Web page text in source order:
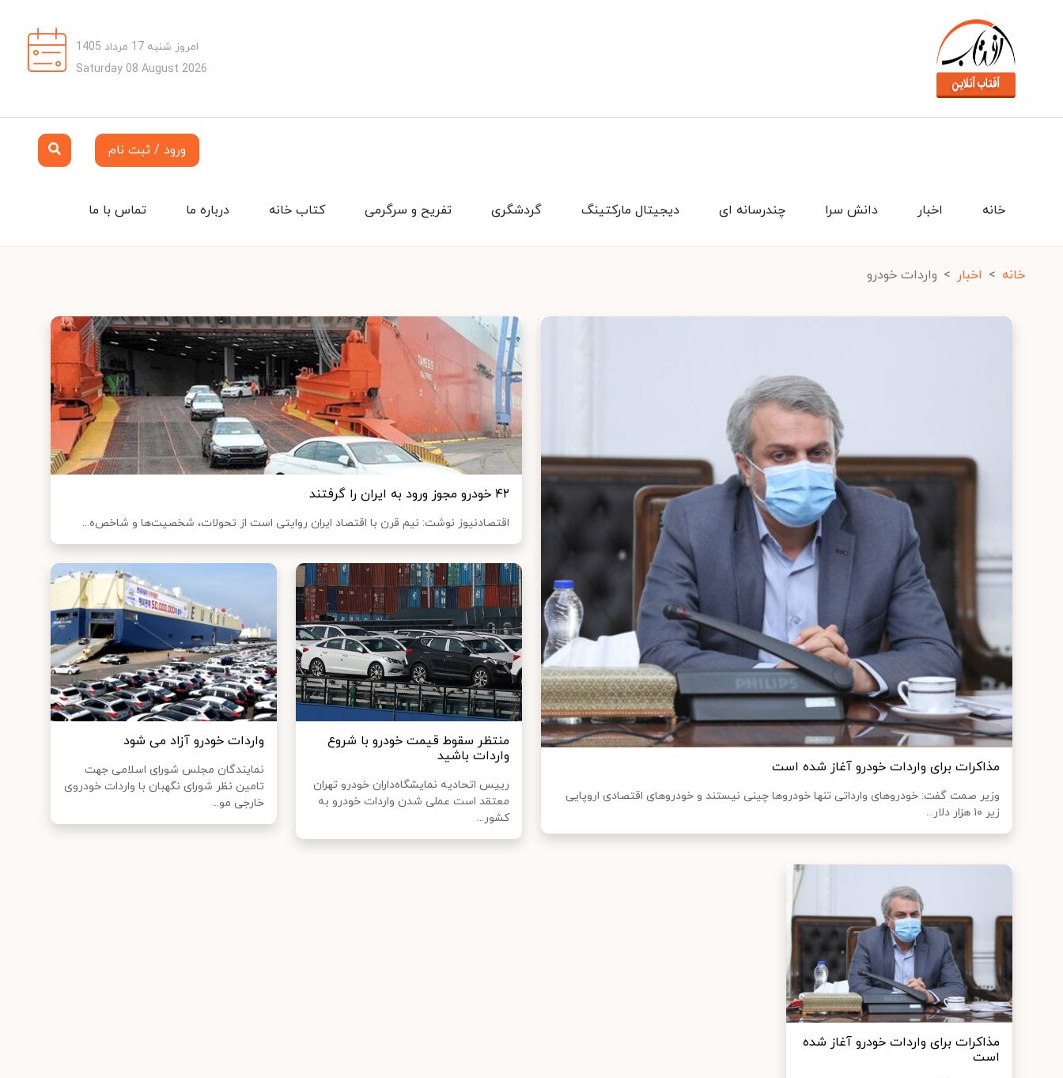
امروز شنبه 17 مرداد 1405
Saturday 08 August 2026
ورود / ثبت نام
تماس با ما درباره ما کتاب خانه تفریح و سرگرمی گردشگری دیجیتال مارکتینگ چندرسانه ای دانش سرا اخبار خانه
خانه اخبار واردات خودرو
مذاکرات برای واردات خودرو آغاز شده است
وزیر صمت گفت: خودروهای وارداتی تنها خودروها چینی نیستند و خودروهای اقتصادی اروپایی
زیر ۱۰ هزار دلار...
۴۲ خودرو مجوز ورود به ایران را گرفتند
اقتصادنیوز نوشت: نیم قرن با اقتصاد ایران روایتی است از تحولات، شخصیت‌ها و شاخص‌ه...
منتظر سقوط قیمت خودرو با شروع
واردات باشید
رییس اتحادیه نمایشگاه‌داران خودرو تهران
معتقد است عملی شدن واردات خودرو به
کشور...
واردات خودرو آزاد می شود
نمایندگان مجلس شورای اسلامی جهت
تامین نظر شورای نگهبان با واردات خودروی
خارجی مو...
مذاکرات برای واردات خودرو آغاز شده
است